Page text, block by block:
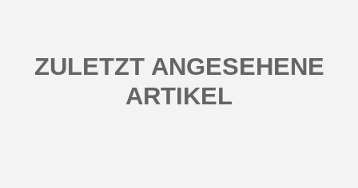
ZULETZT ANGESEHENE
ARTIKEL